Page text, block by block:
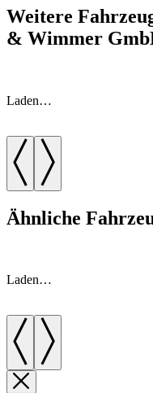
Weitere
& Wimmer
Laden…
Ähnliche
Laden…